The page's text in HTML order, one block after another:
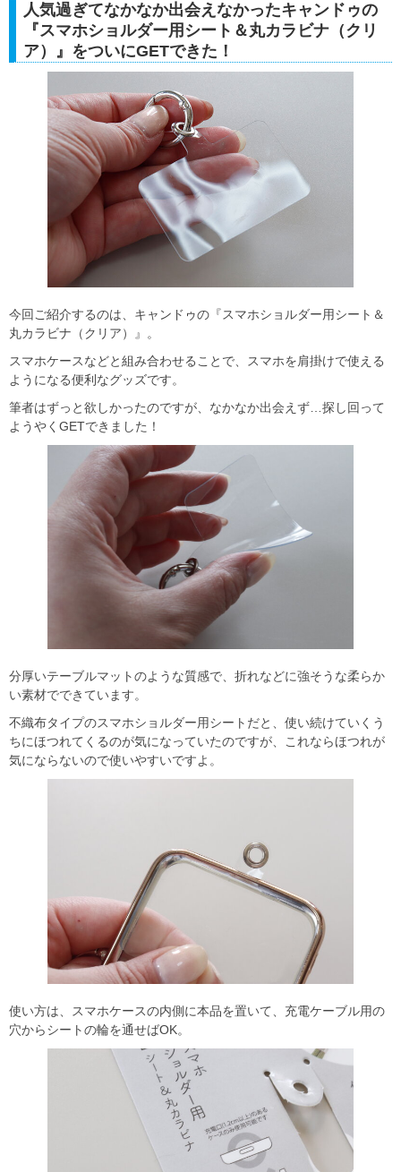
人気過ぎてなかなか出会えなかったキャンドゥの
『スマホショルダー用シート＆丸カラビナ（クリ
ア）』をついにGETできた！
今回ご紹介するのは、キャンドゥの『スマホショルダー用シート＆
丸カラビナ（クリア）』。
スマホケースなどと組み合わせることで、スマホを肩掛けで使える
ようになる便利なグッズです。
筆者はずっと欲しかったのですが、なかなか出会えず…探し回って
ようやくGETできました！
分厚いテーブルマットのような質感で、折れなどに強そうな柔らか
い素材でできています。
不織布タイプのスマホショルダー用シートだと、使い続けていくう
ちにほつれてくるのが気になっていたのですが、これならほつれが
気にならないので使いやすいですよ。
使い方は、スマホケースの内側に本品を置いて、充電ケーブル用の
穴からシートの輪を通せばOK。